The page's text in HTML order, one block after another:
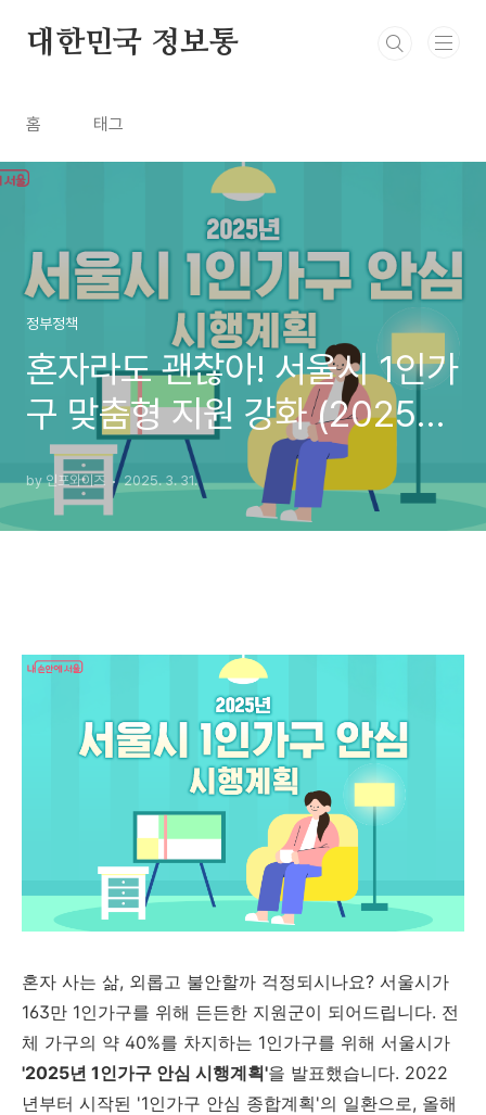
대한민국 정보통
홈 태그
정부정책
혼자라도 괜찮아! 서울시 1인가
구 맞춤형 지원 강화 (2025년
안심 시행계획)
by 인포와이즈 2025. 3. 31.
혼자 사는 삶, 외롭고 불안할까 걱정되시나요? 서울시가
163만 1인가구를 위해 든든한 지원군이 되어드립니다. 전
체 가구의 약 40%를 차지하는 1인가구를 위해 서울시가
'2025년 1인가구 안심 시행계획'을 발표했습니다. 2022
년부터 시작된 '1인가구 안심 종합계획'의 일환으로, 올해